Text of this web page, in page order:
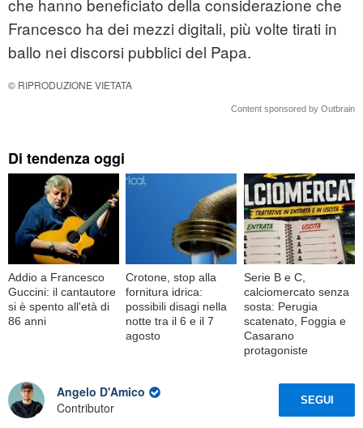
che hanno beneficiato della considerazione che
Francesco ha dei mezzi digitali, più volte tirati in
ballo nei discorsi pubblici del Papa.
© RIPRODUZIONE VIETATA
Content sponsored by Outbrain
Di tendenza oggi
Addio a Francesco
Guccini: il cantautore
si è spento all'età di
86 anni
Crotone, stop alla
fornitura idrica:
possibili disagi nella
notte tra il 6 e il 7
agosto
Serie B e C,
calciomercato senza
sosta: Perugia
scatenato, Foggia e
Casarano
protagoniste
Angelo D'Amico
Contributor
SEGUI